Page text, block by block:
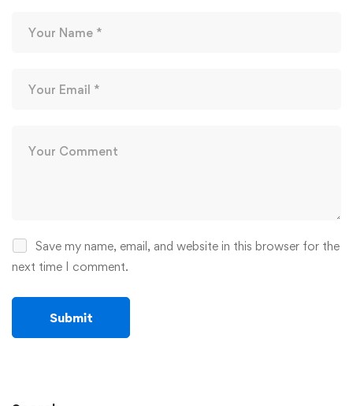
Save my name, email, and website in this browser for the
next time I comment.